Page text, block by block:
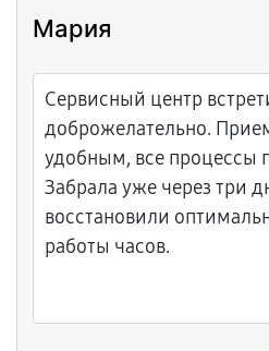
Мария
Сервисный центр
доброжелательно.
удобным, все процессы
Забрала уже через три
восстановили
работы часов.